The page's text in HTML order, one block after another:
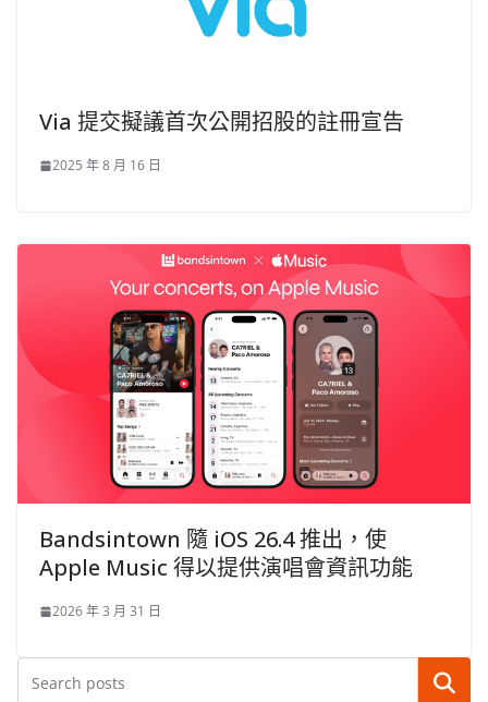
Via 提交擬議首次公開招股的註冊宣告
2025 年 8 月 16 日
Bandsintown 隨 iOS 26.4 推出，使
Apple Music 得以提供演唱會資訊功能
2026 年 3 月 31 日
搜尋